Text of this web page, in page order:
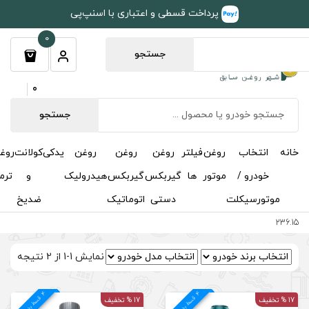
و اعتباری با اسنپ‌پی
جستجو
روغن
دستی
روغن
گیربکس
اتوماتیک
روغن
هیدرولیک
یدکی کولانت
و
ضدیخ
روغن
ترمز
مکمل
و
اکتان
خوشبوکنندهدربارهتماس
با ما
نمایش 1-1 از 2 نتیجه
4
د
17 % تخفیف